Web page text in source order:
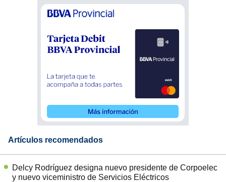
Artículos recomendados
Delcy Rodríguez designa nuevo presidente de Corpoelec
y nuevo viceministro de Servicios Eléctricos